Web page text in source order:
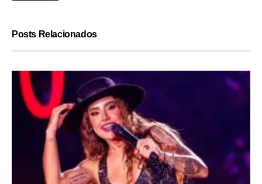
Posts Relacionados